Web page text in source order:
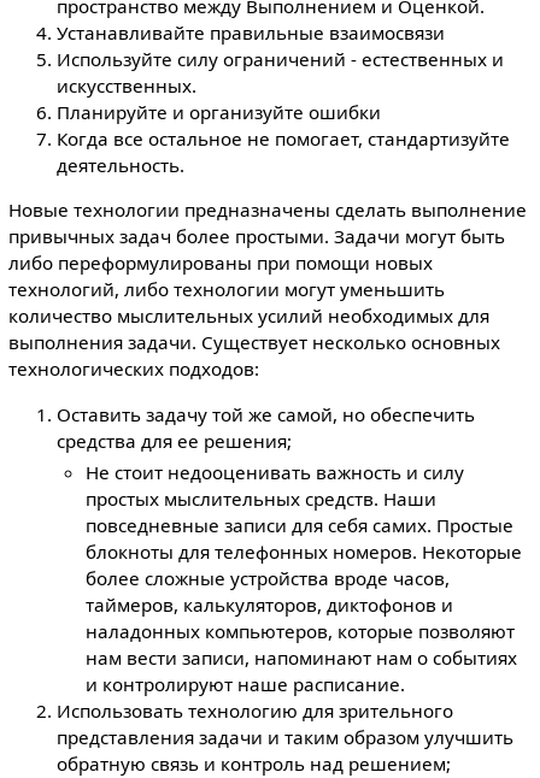
пространство между Выполнением и Оценкой.
Устанавливайте правильные взаимосвязи
Используйте силу ограничений - естественных и
искусственных.
Планируйте и организуйте ошибки
Когда все остальное не помогает, стандартизуйте
деятельность.
Новые технологии предназначены сделать выполнение
привычных задач более простыми. Задачи могут быть
либо переформулированы при помощи новых
технологий, либо технологии могут уменьшить
количество мыслительных усилий необходимых для
выполнения задачи. Существует несколько основных
технологических подходов:
Оставить задачу той же самой, но обеспечить
средства для ее решения;
Не стоит недооценивать важность и силу
простых мыслительных средств. Наши
повседневные записи для себя самих. Простые
блокноты для телефонных номеров. Некоторые
более сложные устройства вроде часов,
таймеров, калькуляторов, диктофонов и
наладонных компьютеров, которые позволяют
нам вести записи, напоминают нам о событиях
и контролируют наше расписание.
Использовать технологию для зрительного
представления задачи и таким образом улучшить
обратную связь и контроль над решением;